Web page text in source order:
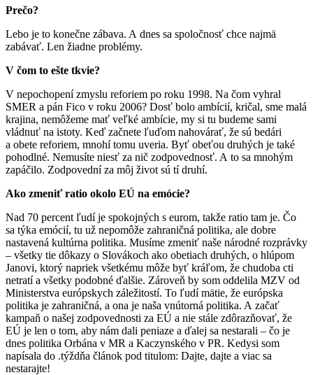
Prečo?
Lebo je to konečne zábava. A dnes sa spoločnosť chce najmä
zabávať. Len žiadne problémy.
V čom to ešte tkvie?
V nepochopení zmyslu reforiem po roku 1998. Na čom vyhral
SMER a pán Fico v roku 2006? Dosť bolo ambícií, kričal, sme malá
krajina, nemôžeme mať veľké ambície, my si tu budeme sami
vládnuť na istoty. Keď začnete ľuďom nahovárať, že sú bedári
a obete reforiem, mnohí tomu uveria. Byť obeťou druhých je také
pohodlné. Nemusíte niesť za nič zodpovednosť. A to sa mnohým
zapáčilo. Zodpovední za môj život sú tí druhí.
Ako zmeniť ratio okolo EÚ na emócie?
Nad 70 percent ľudí je spokojných s eurom, takže ratio tam je. Čo
sa týka emócií, tu už nepomôže zahraničná politika, ale dobre
nastavená kultúrna politika. Musíme zmeniť naše národné rozprávky
– všetky tie dôkazy o Slovákoch ako obetiach druhých, o hlúpom
Janovi, ktorý napriek všetkému môže byť kráľom, že chudoba cti
netratí a všetky podobné ďalšie. Zároveň by som oddelila MZV od
Ministerstva európskych záležitostí. To ľudí mätie, že európska
politika je zahraničná, a ona je naša vnútorná politika. A začať
kampaň o našej zodpovednosti za EÚ a nie stále zdôrazňovať, že
EÚ je len o tom, aby nám dali peniaze a ďalej sa nestarali – čo je
dnes politika Orbána v MR a Kaczynského v PR. Kedysi som
napísala do .týždňa článok pod titulom: Dajte, dajte a viac sa
nestarajte!